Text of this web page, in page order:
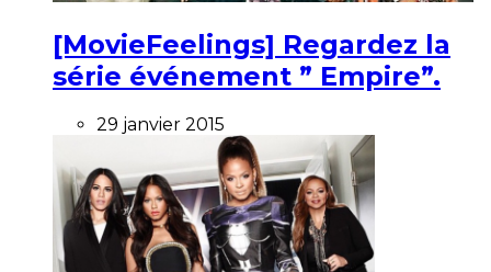
[MovieFeelings] Regardez la
série événement ” Empire”.
29 janvier 2015